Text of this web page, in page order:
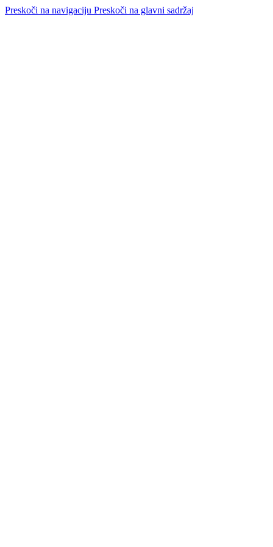
Preskoči na navigaciju Preskoči na glavni sadržaj